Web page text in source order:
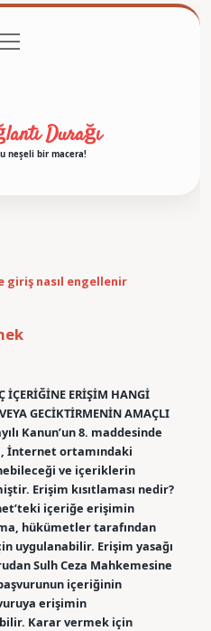
Durağı
neşeli bir macera!
giriş nasıl engellenir
ERİŞİM HANGİ
GECİKTİRMENİN AMAÇLI
Kanun’un 8. maddesinde
İnternet ortamındaki
ve içeriklerin
Erişim kısıtlaması nedir?
içeriğe erişimin
hükümetler tarafından
uygulanabilir. Erişim yasağı
Sulh Ceza Mahkemesine
içeriğinin
erişimin
Karar vermek için